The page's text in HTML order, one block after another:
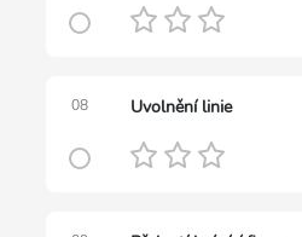
08 Uvolnění linie